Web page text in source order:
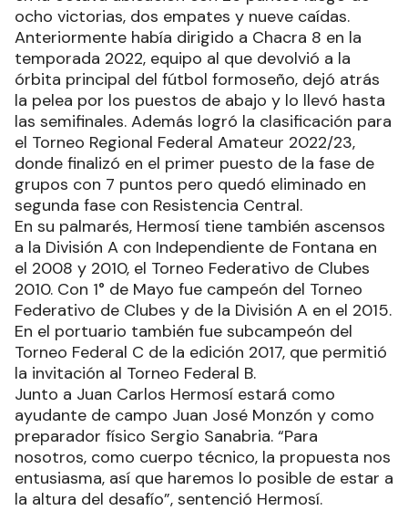
ocho victorias, dos empates y nueve caídas.
Anteriormente había dirigido a Chacra 8 en la
temporada 2022, equipo al que devolvió a la
órbita principal del fútbol formoseño, dejó atrás
la pelea por los puestos de abajo y lo llevó hasta
las semifinales. Además logró la clasificación para
el Torneo Regional Federal Amateur 2022/23,
donde finalizó en el primer puesto de la fase de
grupos con 7 puntos pero quedó eliminado en
segunda fase con Resistencia Central.
En su palmarés, Hermosí tiene también ascensos
a la División A con Independiente de Fontana en
el 2008 y 2010, el Torneo Federativo de Clubes
2010. Con 1° de Mayo fue campeón del Torneo
Federativo de Clubes y de la División A en el 2015.
En el portuario también fue subcampeón del
Torneo Federal C de la edición 2017, que permitió
la invitación al Torneo Federal B.
Junto a Juan Carlos Hermosí estará como
ayudante de campo Juan José Monzón y como
preparador físico Sergio Sanabria. “Para
nosotros, como cuerpo técnico, la propuesta nos
entusiasma, así que haremos lo posible de estar a
la altura del desafío”, sentenció Hermosí.